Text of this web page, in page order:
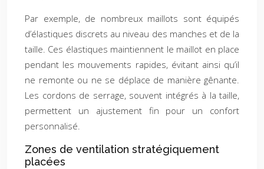
Par exemple, de nombreux maillots sont équipés
d’élastiques discrets au niveau des manches et de la
taille. Ces élastiques maintiennent le maillot en place
pendant les mouvements rapides, évitant ainsi qu’il
ne remonte ou ne se déplace de manière gênante.
Les cordons de serrage, souvent intégrés à la taille,
permettent un ajustement fin pour un confort
personnalisé.
Zones de ventilation stratégiquement
placées